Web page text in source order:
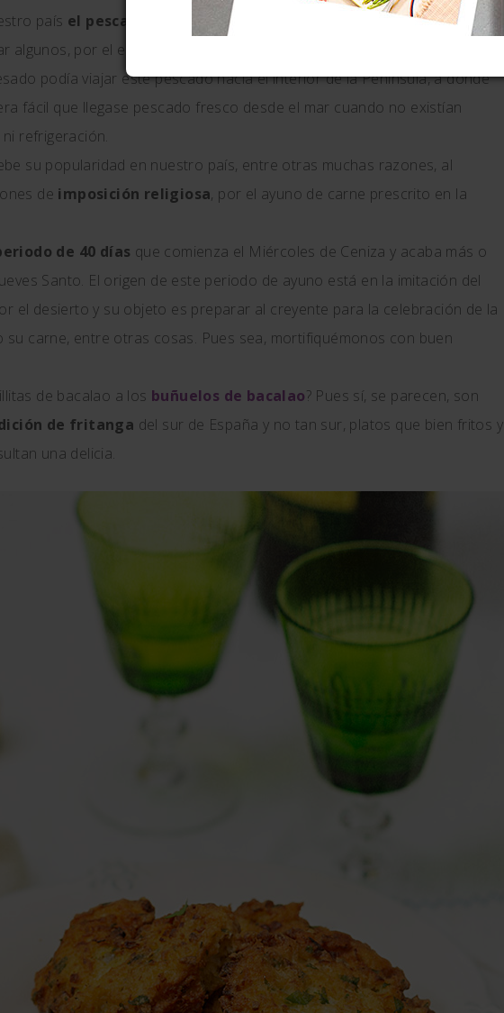
país el pescado tradicional de la Cuaresma
, el pez momia, como
algunos, por el estado al que le llevan la salazón y el secado. Pero
podía viajar este pescado hacia el interior de la Península, a donde
fácil que llegase pescado fresco desde el mar cuando no existían
refrigeración.
su popularidad en nuestro país, entre otras muchas razones, al
de imposición religiosa, por el ayuno de carne prescrito en la
de 40 días que comienza el Miércoles de Ceniza y acaba más o
Santo. El origen de este periodo de ayuno está en la imitación del
el desierto y su objeto es preparar al creyente para la celebración de la
su carne, entre otras cosas. Pues sea, mortifiquémonos con buen
de bacalao a los buñuelos de bacalao? Pues sí, se parecen, son
de fritanga del sur de España y no tan sur, platos que bien fritos y
una delicia.